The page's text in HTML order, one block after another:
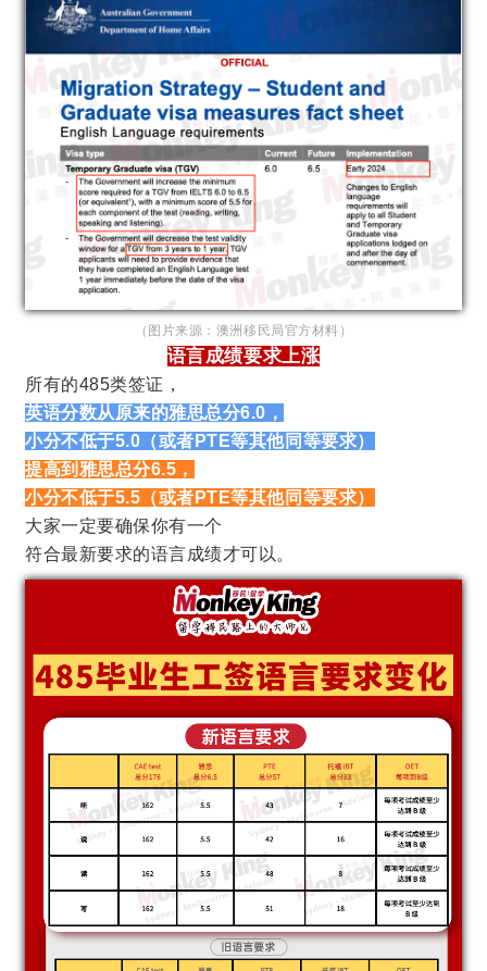
（图片来源：澳洲移民局官方材料）
语言成绩要求上涨
所有的485类签证，
英语分数从原来的雅思总分6.0，
小分不低于5.0（或者PTE等其他同等要求）
提高到雅思总分6.5，
小分不低于5.5（或者PTE等其他同等要求）
大家一定要确保你有一个
符合最新要求的语言成绩才可以。